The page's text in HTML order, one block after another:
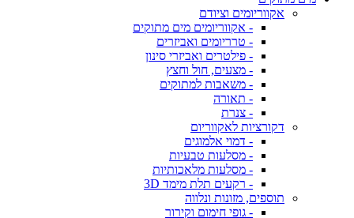
אקווריומים וציודם
- אקווריומים מים מתוקים
- טרריומים ואביזרים
- פילטרים ואביזרי סינון
- מצעים, חול וחצץ
- משאבות למתוקים
- תאורה
- צנרת
דקורציות לאקווריום
- דמוי אלמוגים
- מסלעות טבעיות
- מסלעות מלאכותיות
- רקעים תלת מימד 3D
תוספים, מזונות ונלווה
- גופי חימום וקירור